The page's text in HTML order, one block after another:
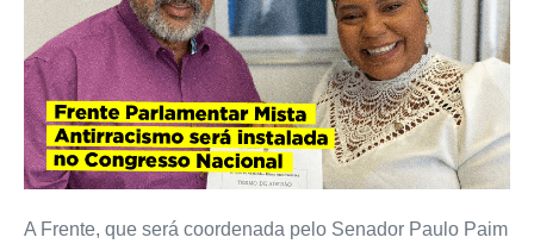
A Frente, que será coordenada pelo Senador Paulo Paim